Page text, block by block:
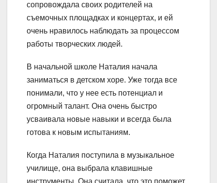
сопровождала своих родителей на
съемочных площадках и концертах, и ей
очень нравилось наблюдать за процессом
работы творческих людей.
В начальной школе Наталия начала
заниматься в детском хоре. Уже тогда все
понимали, что у нее есть потенциал и
огромный талант. Она очень быстро
усваивала новые навыки и всегда была
готова к новым испытаниям.
Когда Наталия поступила в музыкальное
училище, она выбрала клавишные